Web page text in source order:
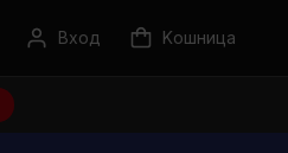
Вход Kошница